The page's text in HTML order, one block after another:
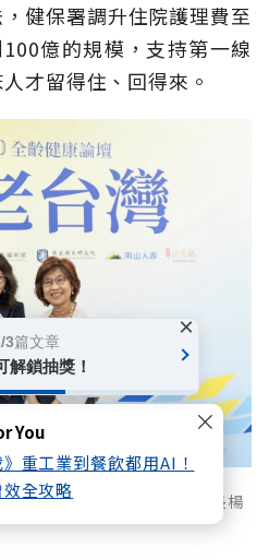
You
重工業到餐飲都用AI！
全攻略
健保署調升住院護理費至
億的規模，支持第一線
才留得住、回得來。
署署長陳亮妤、遠見雜誌社長楊
3篇文章
解鎖抽獎！
×